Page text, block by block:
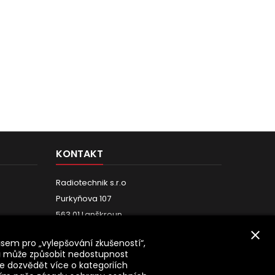
...
KONTAKT
Radiotechnik s.r.o
Purkyňova 107
563 01 Lanškroun
Mobil:603 279 886
E-mail:info@radiotechnik.cz
close
pro „vylepšování zkušeností“,
může způsobit nedostupnost
dozvědět více o kategoriích